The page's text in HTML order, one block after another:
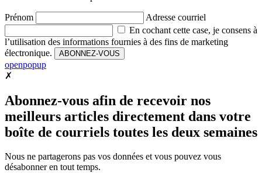
Prénom
Adresse courriel
En cochant cette case, je consens à
l’utilisation des informations fournies à des fins de marketing
électronique.
ABONNEZ-VOUS
openpopup
✗
Abonnez-vous afin de recevoir nos
meilleurs articles directement dans votre
boîte de courriels toutes les deux semaines
Nous ne partagerons pas vos données et vous pouvez vous
désabonner en tout temps.